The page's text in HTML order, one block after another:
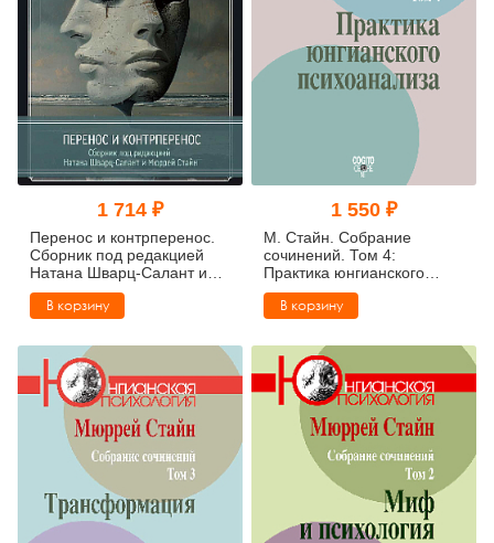
1 714 ₽
Перенос и контрперенос.
Сборник под редакцией
Натана Шварц-Салант и
Мюррей Стайн
В корзину
1 550 ₽
М. Стайн. Собрание
сочинений. Том 4:
Практика юнгианского
психоанализа
В корзину